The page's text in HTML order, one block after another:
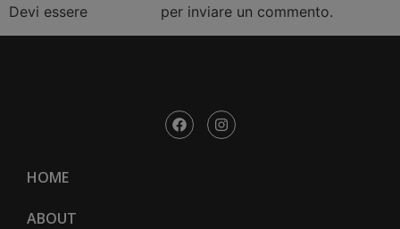
Devi essere per inviare un commento.
HOME
ABOUT